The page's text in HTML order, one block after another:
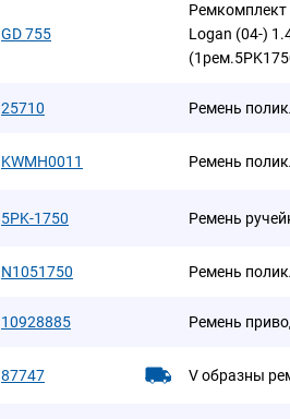
GD 755
Logan (04-)
25710 Ремень
KWMH0011 Ремень
5PK-1750 Ремень
N1051750 Ремень
10928885 Ремень
87747 V образны